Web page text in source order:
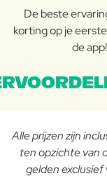
De beste
korting op je
de app!
Alle prijzen zijn
ten opzichte van
gelden exclusief